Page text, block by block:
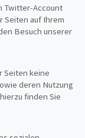
Twitter-Account
Seiten auf Ihrem
Besuch unserer
Seiten keine
deren Nutzung
finden Sie